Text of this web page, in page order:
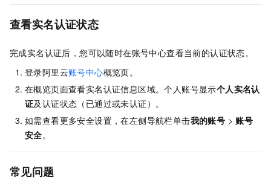
查看实名认证状态
完成实名认证后，您可以随时在账号中心查看当前的认证状态。
登录阿里云账号中心概览页。
在概览页面查看实名认证信息区域。个人账号显示个人实名认
证及认证状态（已通过或未认证）。
如需查看更多安全设置，在左侧导航栏单击我的账号 > 账号
安全。
常见问题